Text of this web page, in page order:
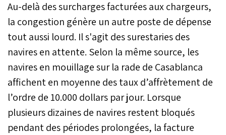
Au-delà des surcharges facturées aux chargeurs,
la congestion génère un autre poste de dépense
tout aussi lourd. Il s'agit des surestaries des
navires en attente. Selon la même source, les
navires en mouillage sur la rade de Casablanca
affichent en moyenne des taux d’affrètement de
l’ordre de 10.000 dollars par jour. Lorsque
plusieurs dizaines de navires restent bloqués
pendant des périodes prolongées, la facture